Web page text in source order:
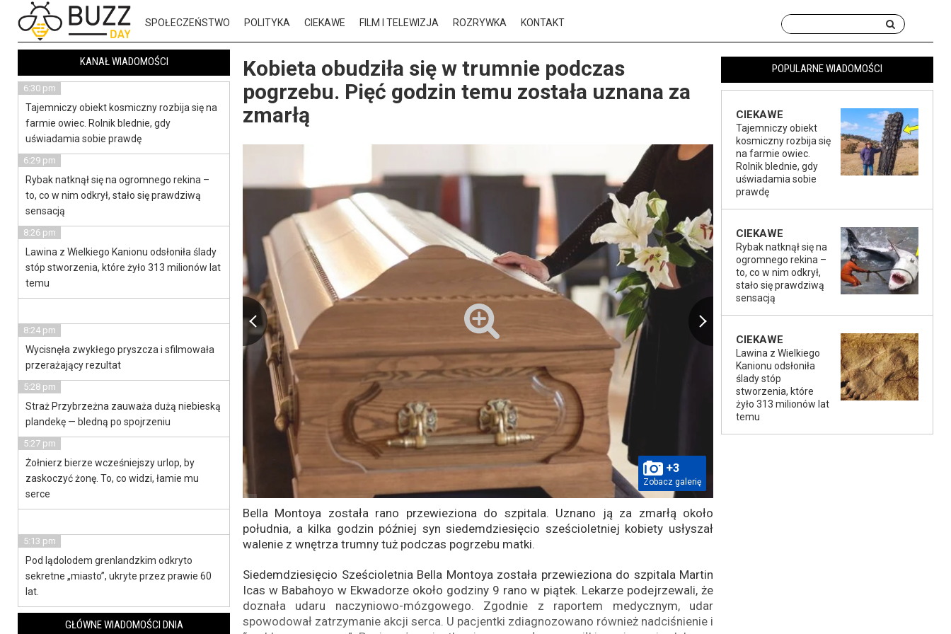
SPOŁECZEŃSTWO POLITYKA CIEKAWE FILM I TELEWIZJA ROZRYWKA KONTAKT
Kobieta obudziła się w trumnie podczas
pogrzebu. Pięć godzin temu została uznana za
zmarłą
+3
Zobacz galerię
Bella Montoya została rano przewieziona do szpitala. Uznano ją za zmarłą około
południa, a kilka godzin później syn siedemdziesięcio sześcioletniej kobiety usłyszał
walenie z wnętrza trumny tuż podczas pogrzebu matki.
Siedemdziesięcio Sześcioletnia Bella Montoya została przewieziona do szpitala Martin
Icas w Babahoyo w Ekwadorze około godziny 9 rano w piątek. Lekarze podejrzewali, że
doznała udaru naczyniowo-mózgowego. Zgodnie z raportem medycznym, udar
spowodował zatrzymanie akcji serca. U pacjentki zdiagnozowano również nadciśnienie i
POPULARNE WIADOMOŚCI
CIEKAWE
Tajemniczy obiekt
kosmiczny rozbija się
na farmie owiec.
Rolnik blednie, gdy
uświadamia sobie
prawdę
CIEKAWE
Rybak natknął się na
ogromnego rekina –
to, co w nim odkrył,
stało się prawdziwą
sensacją
CIEKAWE
Lawina z Wielkiego
Kanionu odsłoniła
ślady stóp
stworzenia, które
żyło 313 milionów lat
temu
KANAŁ WIADOMOŚCI
6:30 pm
Tajemniczy obiekt kosmiczny rozbija się na
farmie owiec. Rolnik blednie, gdy
uświadamia sobie prawdę
6:29 pm
Rybak natknął się na ogromnego rekina –
to, co w nim odkrył, stało się prawdziwą
sensacją
8:26 pm
Lawina z Wielkiego Kanionu odsłoniła ślady
stóp stworzenia, które żyło 313 milionów lat
temu
8:24 pm
Wycisnęła zwykłego pryszcza i sfilmowała
przerażający rezultat
5:28 pm
Straż Przybrzeżna zauważa dużą niebieską
plandekę — bledną po spojrzeniu
5:27 pm
Żołnierz bierze wcześniejszy urlop, by
zaskoczyć żonę. To, co widzi, łamie mu
serce
5:13 pm
Pod lądolodem grenlandzkim odkryto
sekretne „miasto”, ukryte przez prawie 60
lat.
GŁÓWNE WIADOMOŚCI DNIA